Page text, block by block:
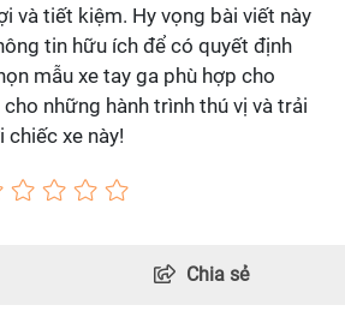
và tiết kiệm. Hy vọng bài viết này
tin hữu ích để có quyết định
mẫu xe tay ga phù hợp cho
những hành trình thú vị và trải
chiếc xe này!
Chia sẻ